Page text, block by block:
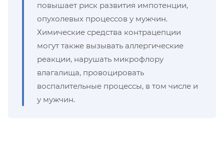
повышает риск развития импотенции,
опухолевых процессов у мужчин.
Химические средства контрацепции
могут также вызывать аллергические
реакции, нарушать микрофлору
влагалища, провоцировать
воспалительные процессы, в том числе и
у мужчин.